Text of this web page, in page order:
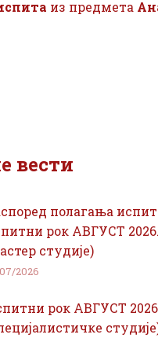
из предмета
вести
полагања
рок АВГУСТ 2026.
студије)
2026
рок АВГУСТ